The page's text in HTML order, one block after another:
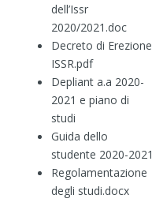
dell’Issr
2020/2021.doc
Decreto di Erezione
ISSR.pdf
Depliant a.a 2020-
2021 e piano di
studi
Guida dello
studente 2020-2021
Regolamentazione
degli studi.docx